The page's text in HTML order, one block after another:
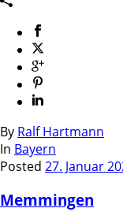
By Ralf Hartmann
In Bayern
Posted 27. Januar
Memmingen